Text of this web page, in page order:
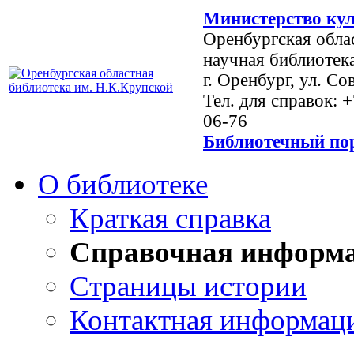
Министерство
Оренбургская
научная
г. Оренбург, ул.
Тел. для справок:
06-76
Библиотечный
О библиотеке
Краткая справка
Справочная
Страницы истории
Контактная